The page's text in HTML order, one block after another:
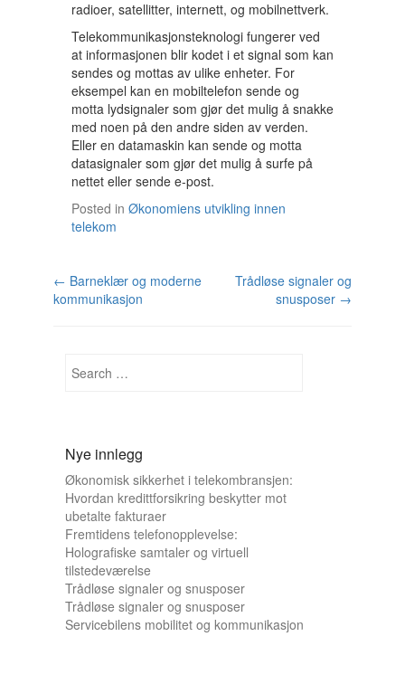
radioer, satellitter, internett, og mobilnettverk.
Telekommunikasjonsteknologi fungerer ved
at informasjonen blir kodet i et signal som kan
sendes og mottas av ulike enheter. For
eksempel kan en mobiltelefon sende og
motta lydsignaler som gjør det mulig å snakke
med noen på den andre siden av verden.
Eller en datamaskin kan sende og motta
datasignaler som gjør det mulig å surfe på
nettet eller sende e-post.
Posted in Økonomiens utvikling innen
telekom
Post navigation
← Barneklær og moderne
kommunikasjon
Trådløse signaler og
snusposer →
Nye innlegg
Økonomisk sikkerhet i telekombransjen:
Hvordan kredittforsikring beskytter mot
ubetalte fakturaer
Fremtidens telefonopplevelse:
Holografiske samtaler og virtuell
tilstedeværelse
Trådløse signaler og snusposer
Trådløse signaler og snusposer
Servicebilens mobilitet og kommunikasjon